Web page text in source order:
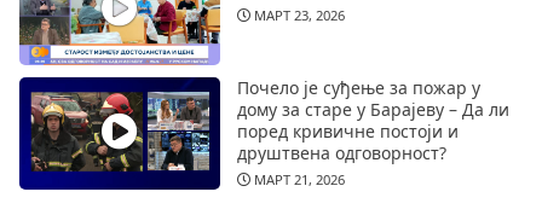
МАРТ 23, 2026
Почело је суђење за пожар у
дому за старе у Барајеву – Да ли
поред кривичне постоји и
друштвена одговорност?
МАРТ 21, 2026